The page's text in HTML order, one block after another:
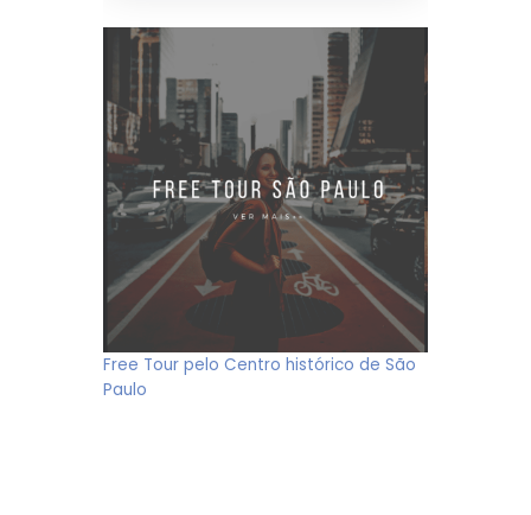
Free Tour pelo Centro histórico de São
Paulo